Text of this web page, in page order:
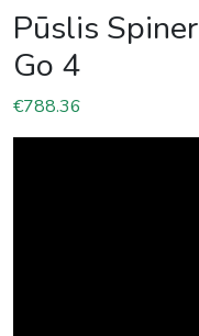
Pūslis
Go 4
€788.36